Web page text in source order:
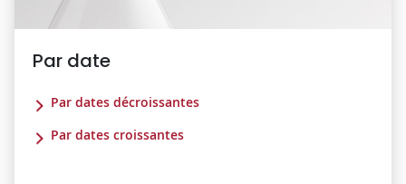
Par date
Par dates décroissantes
Par dates croissantes